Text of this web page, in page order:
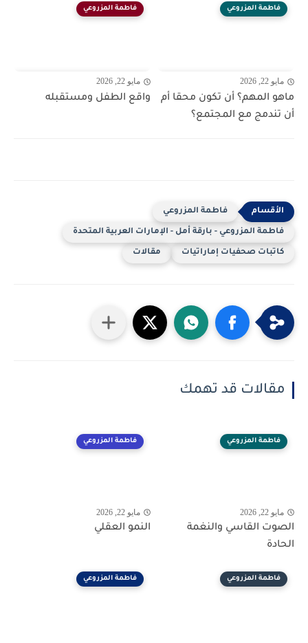
فاطمة المزروعي
مايو 22, 2026
ماهو المهم؟ أن تكون محقا أم
أن تندمج مع المجتمع؟
فاطمة المزروعي
مايو 22, 2026
واقع الطفل ومستقبله
فاطمة المزروعي
فاطمة المزروعي - بارقة أمل - الإمارات العربية المتحدة
كاتبات صحفيات إماراتيات مقالات
مقالات قد تهمك
فاطمة المزروعي
مايو 22, 2026
الصوت القاسي والنغمة
الحادة
فاطمة المزروعي
مايو 22, 2026
النمو العقلي
فاطمة المزروعي فاطمة المزروعي